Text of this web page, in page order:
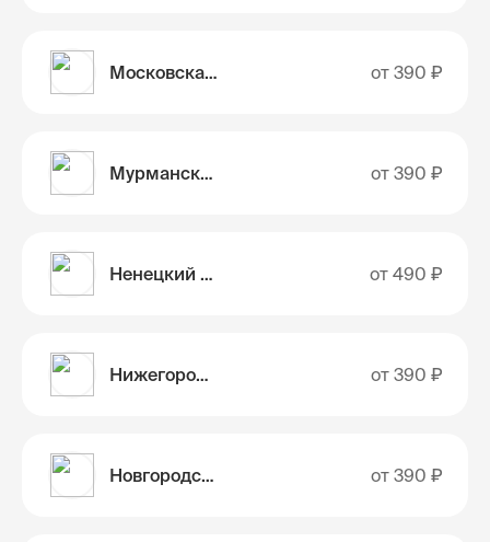
Московская область от 390 ₽
Мурманская область от 390 ₽
Ненецкий автономный округ от 490 ₽
Нижегородская область от 390 ₽
Новгородская область от 390 ₽